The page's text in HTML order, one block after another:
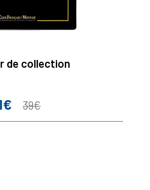
de collection
Prix
39€